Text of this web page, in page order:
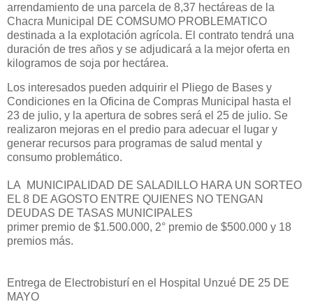
arrendamiento de una parcela de 8,37 hectáreas de la
Chacra Municipal DE COMSUMO PROBLEMATICO
destinada a la explotación agrícola. El contrato tendrá una
duración de tres años y se adjudicará a la mejor oferta en
kilogramos de soja por hectárea.
Los interesados pueden adquirir el Pliego de Bases y
Condiciones en la Oficina de Compras Municipal hasta el
23 de julio, y la apertura de sobres será el 25 de julio. Se
realizaron mejoras en el predio para adecuar el lugar y
generar recursos para programas de salud mental y
consumo problemático.
LA MUNICIPALIDAD DE SALADILLO HARA UN SORTEO
EL 8 DE AGOSTO ENTRE QUIENES NO TENGAN
DEUDAS DE TASAS MUNICIPALES
primer premio de $1.500.000, 2° premio de $500.000 y 18
premios más.
Entrega de Electrobisturí en el Hospital Unzué DE 25 DE
MAYO